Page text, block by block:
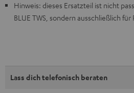
Hinweis: dieses Ersatzteil ist nicht
BLUE TWS, sondern ausschließlich für
Lass dich telefonisch beraten